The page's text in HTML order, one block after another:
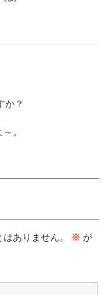
か？
。
ありません。 ※ が